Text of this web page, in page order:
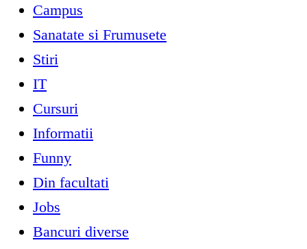
Campus
Sanatate si Frumusete
Stiri
IT
Cursuri
Informatii
Funny
Din facultati
Jobs
Bancuri diverse